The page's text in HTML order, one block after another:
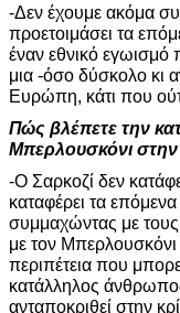
-Δεν έχουμε ακόμα
προετοιμάσει τα
έναν εθνικό
μια -όσο δύσκολο κι
Ευρώπη, κάτι που
Πώς βλέπετε την
Μπερλουσκόνι
-Ο Σαρκοζί δεν
καταφέρει τα
συμμαχώντας με τους
με τον Μπερλουσκόνι
περιπέτεια που
κατάλληλος
ανταποκριθεί στην